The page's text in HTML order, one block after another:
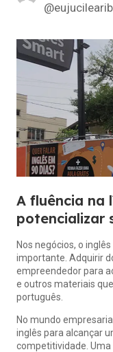
A fluência na
potencializar
Nos negócios, o
importante. Adquirir
empreendedor para
e outros materiais
português.
No mundo
inglês para alcançar
competitividade.